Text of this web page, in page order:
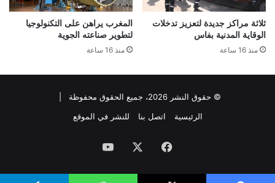
ثلاثة مراكز جديدة لتعزيز تدخلات
الوقاية المدنية بفاس
منذ 16 ساعة
المغرب يراهن على التكنولوجيا
لتطوير صناعته الجوية
منذ 16 ساعة
© حقوق النشر 2026، جميع الحقوق محفوظة |
الرئيسية
اتصل بنا للنشر في الموقع
فيسبوك